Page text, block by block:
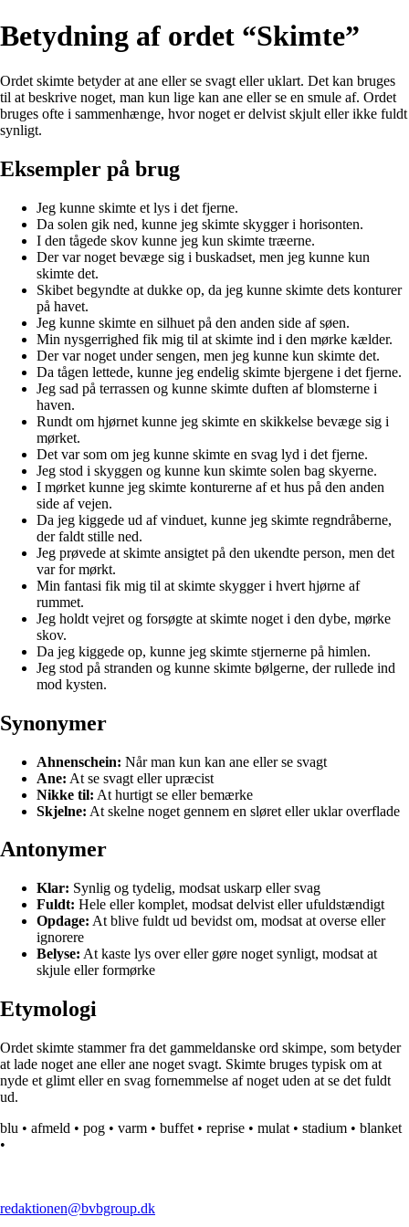
Betydning af ordet “Skimte”
Ordet skimte betyder at ane eller se svagt eller uklart. Det kan bruges
til at beskrive noget, man kun lige kan ane eller se en smule af. Ordet
bruges ofte i sammenhænge, hvor noget er delvist skjult eller ikke fuldt
synligt.
Eksempler på brug
Jeg kunne skimte et lys i det fjerne.
Da solen gik ned, kunne jeg skimte skygger i horisonten.
I den tågede skov kunne jeg kun skimte træerne.
Der var noget bevæge sig i buskadset, men jeg kunne kun
skimte det.
Skibet begyndte at dukke op, da jeg kunne skimte dets konturer
på havet.
Jeg kunne skimte en silhuet på den anden side af søen.
Min nysgerrighed fik mig til at skimte ind i den mørke kælder.
Der var noget under sengen, men jeg kunne kun skimte det.
Da tågen lettede, kunne jeg endelig skimte bjergene i det fjerne.
Jeg sad på terrassen og kunne skimte duften af blomsterne i
haven.
Rundt om hjørnet kunne jeg skimte en skikkelse bevæge sig i
mørket.
Det var som om jeg kunne skimte en svag lyd i det fjerne.
Jeg stod i skyggen og kunne kun skimte solen bag skyerne.
I mørket kunne jeg skimte konturerne af et hus på den anden
side af vejen.
Da jeg kiggede ud af vinduet, kunne jeg skimte regndråberne,
der faldt stille ned.
Jeg prøvede at skimte ansigtet på den ukendte person, men det
var for mørkt.
Min fantasi fik mig til at skimte skygger i hvert hjørne af
rummet.
Jeg holdt vejret og forsøgte at skimte noget i den dybe, mørke
skov.
Da jeg kiggede op, kunne jeg skimte stjernerne på himlen.
Jeg stod på stranden og kunne skimte bølgerne, der rullede ind
mod kysten.
Synonymer
Ahnenschein: Når man kun kan ane eller se svagt
Ane: At se svagt eller upræcist
Nikke til: At hurtigt se eller bemærke
Skjelne: At skelne noget gennem en sløret eller uklar overflade
Antonymer
Klar: Synlig og tydelig, modsat uskarp eller svag
Fuldt: Hele eller komplet, modsat delvist eller ufuldstændigt
Opdage: At blive fuldt ud bevidst om, modsat at overse eller
ignorere
Belyse: At kaste lys over eller gøre noget synligt, modsat at
skjule eller formørke
Etymologi
Ordet skimte stammer fra det gammeldanske ord skimpe, som betyder
at lade noget ane eller ane noget svagt. Skimte bruges typisk om at
nyde et glimt eller en svag fornemmelse af noget uden at se det fuldt
ud.
blu • afmeld • pog • varm • buffet • reprise • mulat • stadium • blanket
•
redaktionen@bvbgroup.dk